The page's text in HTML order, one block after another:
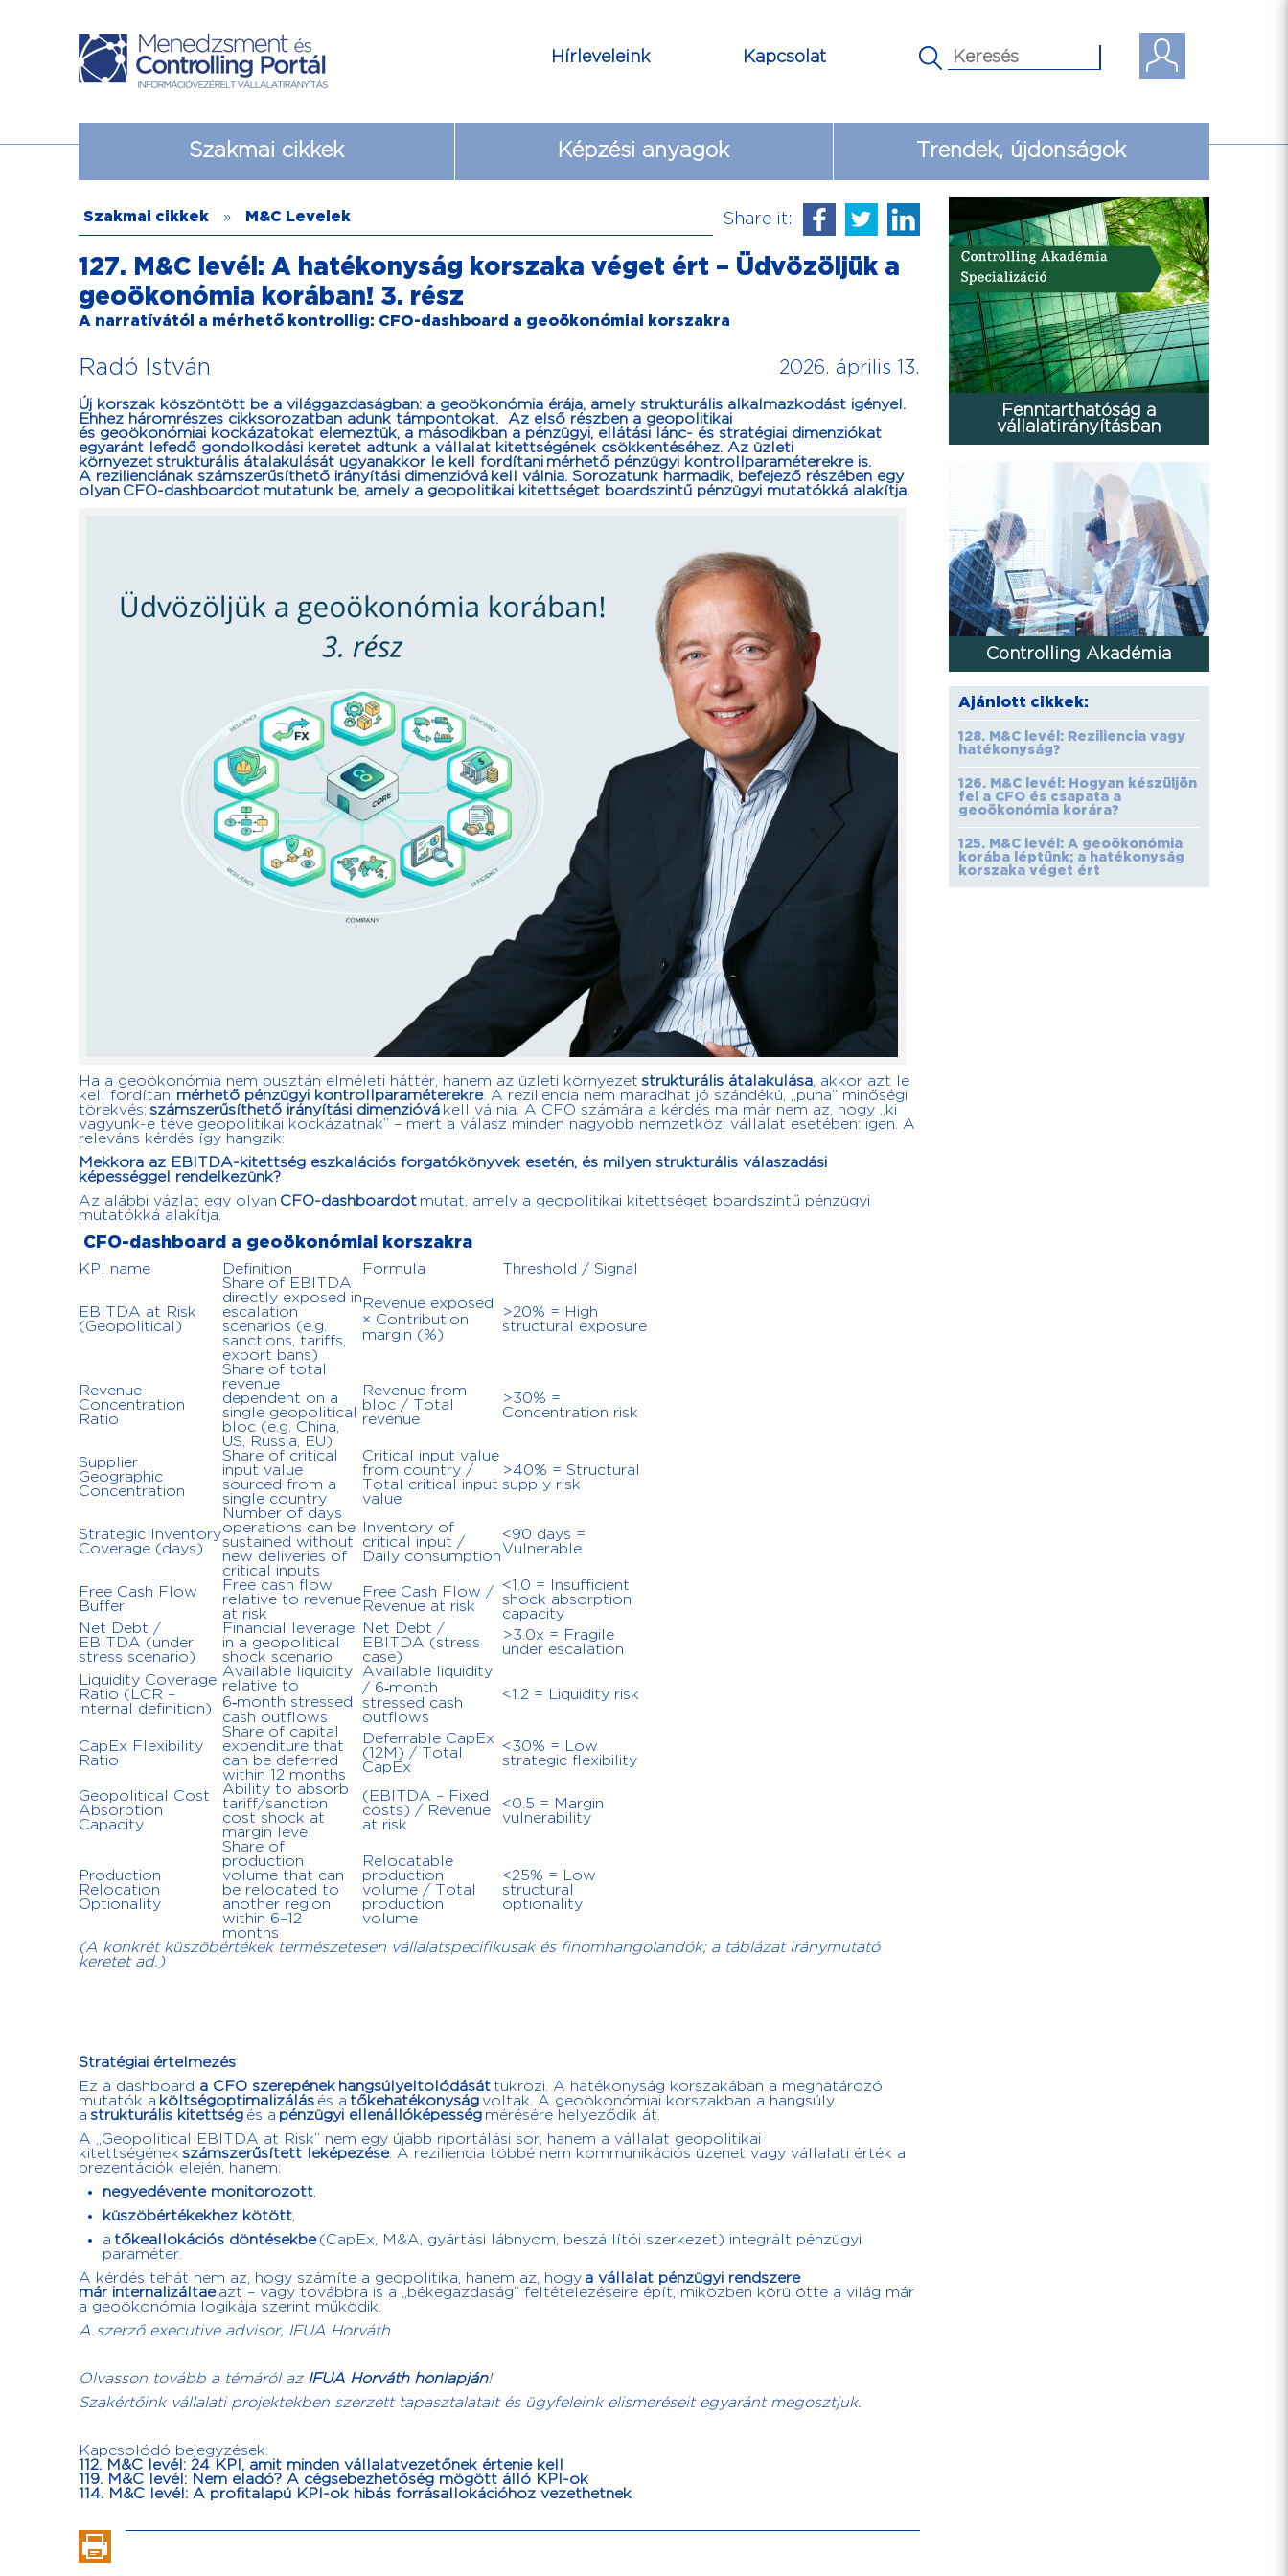
Kapcsolat
Hírleveleink
Szakmai cikkek Képzési anyagok Trendek, újdonságok
Szakmai cikkek » M&C Levelek Share it:
127. M&C levél: A hatékonyság korszaka véget ért – Üdvözöljük a
geoökonómia korában! 3. rész
A narratívától a mérhető kontrollig: CFO-dashboard a geoökonómiai korszakra
Radó István 2026. április 13.
Új korszak köszöntött be a világgazdaságban: a geoökonómia érája, amely strukturális alkalmazkodást igényel.
Ehhez háromrészes cikksorozatban adunk támpontokat. Az első részben a geopolitikai
és geoökonómiai kockázatokat elemeztük, a másodikban a pénzügyi, ellátási lánc- és stratégiai dimenziókat
egyaránt lefedő gondolkodási keretet adtunk a vállalat kitettségének csökkentéséhez. Az üzleti
környezet strukturális átalakulását ugyanakkor le kell fordítani mérhető pénzügyi kontrollparaméterekre is.
A rezilienciának számszerűsíthető irányítási dimenzióvá kell válnia. Sorozatunk harmadik, befejező részében egy
olyan CFO-dashboardot mutatunk be, amely a geopolitikai kitettséget boardszintű pénzügyi mutatókká alakítja.
Ha a geoökonómia nem pusztán elméleti háttér, hanem az üzleti környezet strukturális átalakulása , akkor azt le
kell fordítani mérhető pénzügyi kontrollparaméterekre. A reziliencia nem maradhat jó szándékú, „puha” minőségi
törekvés; számszerűsíthető irányítási dimenzióvá kell válnia.
A CFO számára a kérdés ma már nem az, hogy „ki
vagyunk-e téve geopolitikai kockázatnak” – mert a válasz minden nagyobb nemzetközi vállalat esetében: igen. A
releváns kérdés így hangzik:
Mekkora az EBITDA-kitettség eszkalációs forgatókönyvek esetén, és milyen strukturális válaszadási
képességgel rendelkezünk?
Az alábbi vázlat egy olyan CFO-dashboardot mutat, amely a geopolitikai kitettséget boardszintű pénzügyi
mutatókká alakítja.
CFO-dashboard a geoökonómiai korszakra
KPI name Definition Formula Threshold / Signal
EBITDA at Risk
(Geopolitical)
Share of EBITDA
directly exposed in
escalation
scenarios (e.g.
sanctions, tariffs,
export bans)
Revenue exposed
× Contribution
margin (%)
>20% = High
structural exposure
Revenue
Concentration
Ratio
Share of total
revenue
dependent on a
single geopolitical
bloc (e.g. China,
US, Russia, EU)
Revenue from
bloc / Total
revenue
>30% =
Concentration risk
Supplier
Geographic
Concentration
Share of critical
input value
sourced from a
single country
Critical input value
from country /
Total critical input
value
>40% = Structural
supply risk
Strategic Inventory
Coverage (days)
Number of days
operations can be
sustained without
new deliveries of
critical inputs
Inventory of
critical input /
Daily consumption
<90 days =
Vulnerable
Free Cash Flow
Buffer
Free cash flow
relative to revenue
at risk
Free Cash Flow /
Revenue at risk
<1.0 = Insufficient
shock absorption
capacity
Net Debt /
EBITDA (under
stress scenario)
Financial leverage
in a geopolitical
shock scenario
Net Debt /
EBITDA (stress
case)
>3.0x = Fragile
under escalation
Liquidity Coverage
Ratio (LCR –
internal definition)
Available liquidity
relative to
6‑month stressed
cash outflows
Available liquidity
/ 6‑month
stressed cash
outflows
<1.2 = Liquidity risk
CapEx Flexibility
Ratio
Share of capital
expenditure that
can be deferred
within 12 months
Deferrable CapEx
(12M) / Total
CapEx
<30% = Low
strategic flexibility
Geopolitical Cost
Absorption
Capacity
Ability to absorb
tariff/sanction
cost shock at
margin level
(EBITDA – Fixed
costs) / Revenue
at risk
<0.5 = Margin
vulnerability
Production
Relocation
Optionality
Share of
production
volume that can
be relocated to
another region
within 6–12
months
Relocatable
production
volume / Total
production
volume
<25% = Low
structural
optionality
(A konkrét küszöbértékek természetesen vállalatspecifikusak és finomhangolandók; a táblázat iránymutató
keretet ad.)
Stratégiai értelmezés
Ez a dashboard a CFO szerepének hangsúlyeltolódását tükrözi. A hatékonyság korszakában a meghatározó
mutatók a költségoptimalizálás és a tőkehatékonyság voltak. A geoökonómiai korszakban a hangsúly
a strukturális kitettség és a pénzügyi ellenállóképesség mérésére helyeződik át.
A „Geopolitical EBITDA at Risk” nem egy újabb riportálási sor, hanem a vállalat geopolitikai
kitettségének számszerűsített leképezése. A reziliencia többé nem kommunikációs üzenet vagy vállalati érték a
prezentációk elején, hanem:
negyedévente monitorozott
küszöbértékekhez kötött
a tőkeallokációs döntésekbe(CapEx, M&A, gyártási lábnyom, beszállítói szerkezet) integrált pénzügyi
paraméter.
A kérdés tehát nem az, hogy számíte a geopolitika, hanem az, hogy a vállalat pénzügyi rendszere
már internalizáltaeazt – vagy továbbra is a „békegazdaság” feltételezéseire épít, miközben körülötte a világ már
a geoökonómia logikája szerint működik.
A szerző executive advisor, IFUA Horváth
Olvasson tovább a témáról az IFUA Horváth honlapján!
Szakértőink vállalati projektekben szerzett tapasztalatait és ügyfeleink elismeréseit egyaránt megosztjuk.
Kapcsolódó bejegyzések:
112. M&C levél: 24 KPI, amit minden vállalatvezetőnek értenie kell
119. M&C levél: Nem eladó? A cégsebezhetőség mögött álló KPI-ok
114. M&C levél: A profitalapú KPI-ok hibás forrásallokációhoz vezethetnek
Fenntarthatóság a
vállalatirányításban
Controlling Akadémia
Ajánlott cikkek:
128. M&C levél: Reziliencia vagy
hatékonyság?
126. M&C levél: Hogyan készüljön
fel a CFO és csapata a
geoökonómia korára?
125. M&C levél: A geoökonómia
korába léptünk; a hatékonyság
korszaka véget ért